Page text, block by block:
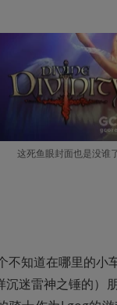
这死鱼眼封面也是没谁
不知道在哪里的小
沉迷雷神之锤的